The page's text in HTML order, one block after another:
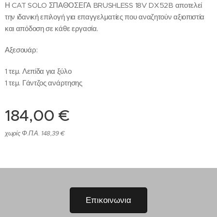
Η CAT SOLO ΣΠΑΘΟΣΕΓΑ BRUSHLESS 18V DX52B αποτελεί
την ιδανική επιλογή για επαγγελματίες που αναζητούν αξιοπιστία
και απόδοση σε κάθε εργασία.
Αξεσουάρ:
1 τεμ. Λεπίδα για ξύλο
1 τεμ. Γάντζος ανάρτησης
184,00 €
χωρίς Φ.Π.Α. 148,39 €
Επικοινωνια